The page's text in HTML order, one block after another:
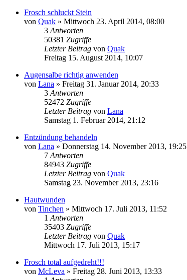
Frosch schluckt Stein
von Quak » Mittwoch 23. April 2014, 08:00
3 Antworten
50381 Zugriffe
Letzter Beitrag von Quak
Freitag 15. August 2014, 10:07
Augensalbe richtig anwenden
von Lana » Freitag 31. Januar 2014, 20:33
3 Antworten
52472 Zugriffe
Letzter Beitrag von Lana
Samstag 1. Februar 2014, 21:12
Entzündung behandeln
von Lana » Donnerstag 14. November 2013, 19:25
7 Antworten
84943 Zugriffe
Letzter Beitrag von Quak
Samstag 23. November 2013, 23:16
Hautwunden
von Tinchen » Mittwoch 17. Juli 2013, 11:52
1 Antworten
35403 Zugriffe
Letzter Beitrag von Quak
Mittwoch 17. Juli 2013, 15:17
Frosch total aufgedreht!!!
von McLeva » Freitag 28. Juni 2013, 13:33